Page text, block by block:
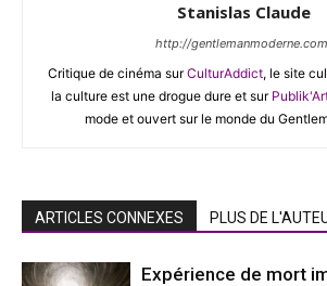
Stanislas Claude
http://
Critique de cinéma surCulturAddict, le site
la culture est une drogue dure et sur
mode et ouvert sur le monde du
ARTICLES CONNEXES PLUS DE
Expérience de mort